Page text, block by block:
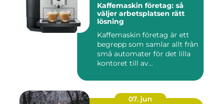
Kaffemaskin företag: så
väljer arbetsplatsen rätt
lösning
Kaffemaskin företag är ett
begrepp som samlar allt från
små automater för det lilla
kontoret till av...
07. jun